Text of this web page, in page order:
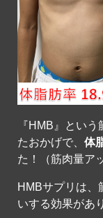
『HMB』とい
たおかげで、 体
た！（筋肉量ア
HMBサプリは、
いする効果があ